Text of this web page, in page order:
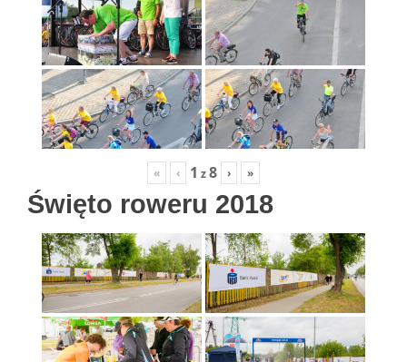
« ‹ 1 z8 › »
Święto roweru 2018